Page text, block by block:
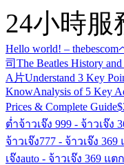
24小時服
Hello world! – thebescom
司 The Beatles History
A片Understand 3 Key
KnowAnalysis of 5 Key
Prices & Complete Guide
ต่ำจ้าวเจ๊ง 999 - จ้าวเ
จ้าวเจ๊ง777 - จ้าวเจ๊ง
เจ๊งauto - จ้าวเจ๊ง 369